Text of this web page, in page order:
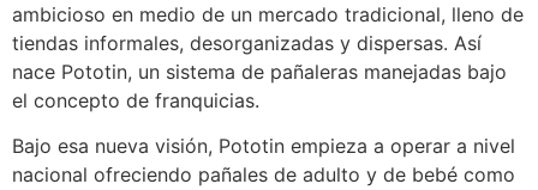
ambicioso en medio de un mercado tradicional, lleno de
tiendas informales, desorganizadas y dispersas. Así
nace Pototin, un sistema de pañaleras manejadas bajo
el concepto de franquicias.
Bajo esa nueva visión, Pototin empieza a operar a nivel
nacional ofreciendo pañales de adulto y de bebé como